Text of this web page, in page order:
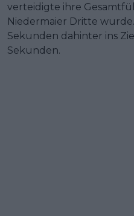
verteidigte ihre
Niedermaier Dritte
Sekunden dahinter ins
Sekunden.